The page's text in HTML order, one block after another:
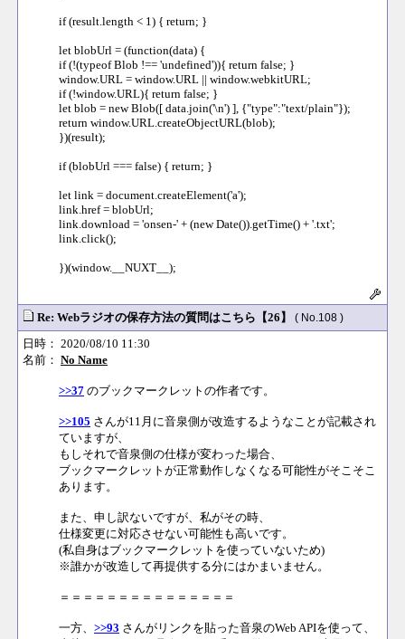
if (result.length < 1) { return; }
let blobUrl = (function(data) {
if (!(typeof Blob !== 'undefined')){ return false; }
window.URL = window.URL || window.webkitURL;
if (!window.URL){ return false; }
let blob = new Blob([ data.join('\n') ], {"type":"text/plain"});
return window.URL.createObjectURL(blob);
})(result);
if (blobUrl === false) { return; }
let link = document.createElement('a');
link.href = blobUrl;
link.download = 'onsen-' + (new Date()).getTime() + '.txt';
link.click();
})(window.__NUXT__);
Re: Webラジオの保存方法の質問はこちら【26】 ( No.108 )
日時： 2020/08/10 11:30
名前： No Name
>>37 のブックマークレットの作者です。
>>105 さんが11月に音泉側が改造するようなことが記載され
ていますが、
もしそれで音泉側の仕様が変わった場合、
ブックマークレットが正常動作しなくなる可能性がそこそこ
あります。
また、申し訳ないですが、私がその時、
仕様変更に対応させない可能性も高いです。
(私自身はブックマークレットを使っていないため)
※誰かが改造して再提供する分にはかまいません。
＝＝＝＝＝＝＝＝＝＝＝＝＝＝＝
一方、 >>93 さんがリンクを貼った音泉のWeb APIを使って、